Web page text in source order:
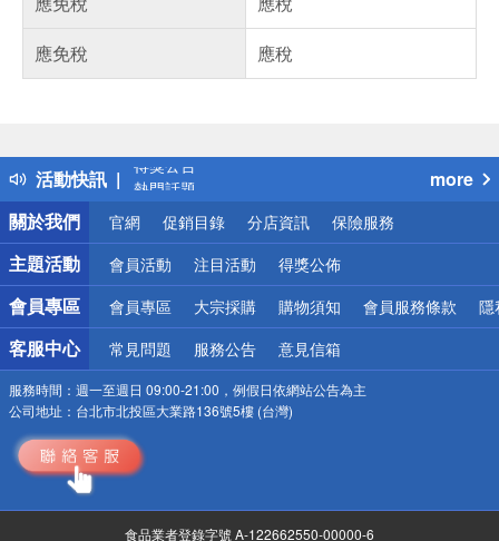
應免稅
應稅
活動快訊
得獎公告
熱門話題
銀行優惠
偏遠地區配送
詐騙網頁！請小心！
more
關於我們
官網 促銷目錄 分店資訊 保險服務
主題活動 會員活動 注目活動 得獎公佈
會員專區 會員專區 大宗採購 購物須知 會員服務條款 隱
客服中心 常見問題 服務公告 意見信箱
服務時間： 週一至週日 09:00-21:00，例假日依網站公告為主
公司地址： 台北市北投區大業路136號5樓 (台灣)
食品業者登錄字號 A-122662550-00000-6